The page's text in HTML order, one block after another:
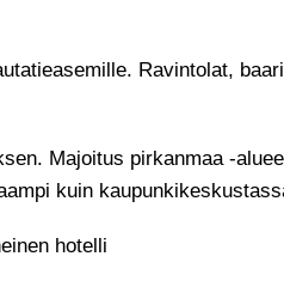
Ravintolat,
Majoitus pirkanmaa -
kuin
hotelli